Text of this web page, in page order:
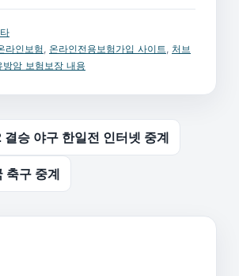
라인보험 온라인전용보험가입 사이트
처브
방암 보험보장 내용
결승 야구 한일전 인터넷 중계
축구 중계